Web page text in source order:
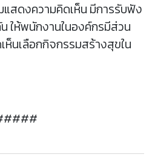
สดงความคิดเห็น มีการรับฟัง
ให้พนักงานในองค์กรมีส่วน
ห็นเลือกกิจกรรมสร้างสุขใน